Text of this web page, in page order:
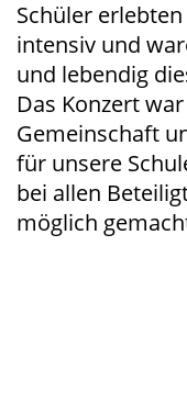
Schüler
intensiv und
und lebendig
Das Konzert
Gemeinschaft
für unsere
bei allen
möglich